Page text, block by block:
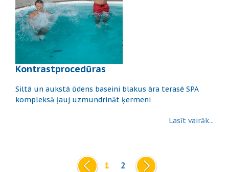
Kontrastprocedūras
Siltā un aukstā ūdens baseini blakus āra terasē SPA
kompleksā ļauj uzmundrināt ķermeni
Lasīt vairāk...
1 2